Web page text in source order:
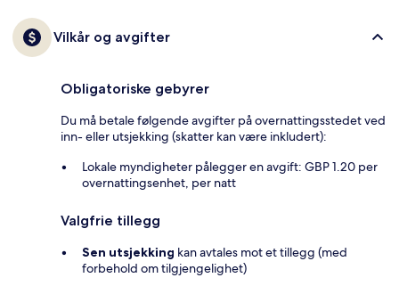
Vilkår og avgifter
Obligatoriske gebyrer
Du må betale følgende avgifter på overnattingsstedet ved
inn- eller utsjekking (skatter kan være inkludert):
Lokale myndigheter pålegger en avgift: GBP 1.20 per
overnattingsenhet, per natt
Valgfrie tillegg
Sen utsjekking kan avtales mot et tillegg (med
forbehold om tilgjengelighet)